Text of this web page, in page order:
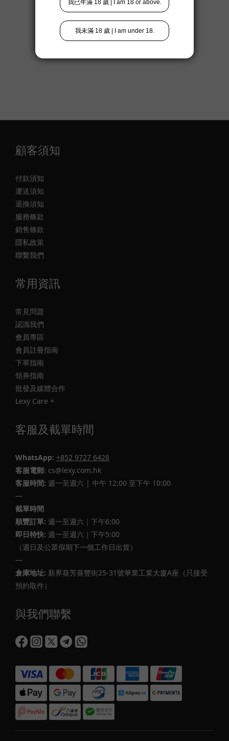
顧客須知
付款須知
運送須知
退換須知
服務條款
銷售條款
隱私政策
聯繫我們
常用資訊
常見問題
認識我們
會員專區
會員註冊指南
下單指南
領券指南
批發及媒體合作
Lexy Care +
客服及截單時間
WhatsApp: +852 9727 6428
客服電郵: cs@lexy.com.hk
客服時間: 週一至週六 | 中午 12:00 至下午 10:00
—
截單時間
順豐訂單: 週一至週六｜下午6:00
即日特快: 週一至週六｜下午5:00
（週日及公眾假期下一個工作日出貨）
—
倉庫地址: 新界葵芳葵豐街25-31號華業工業大廈A座（只接受
預約取件）
與我們聯繫